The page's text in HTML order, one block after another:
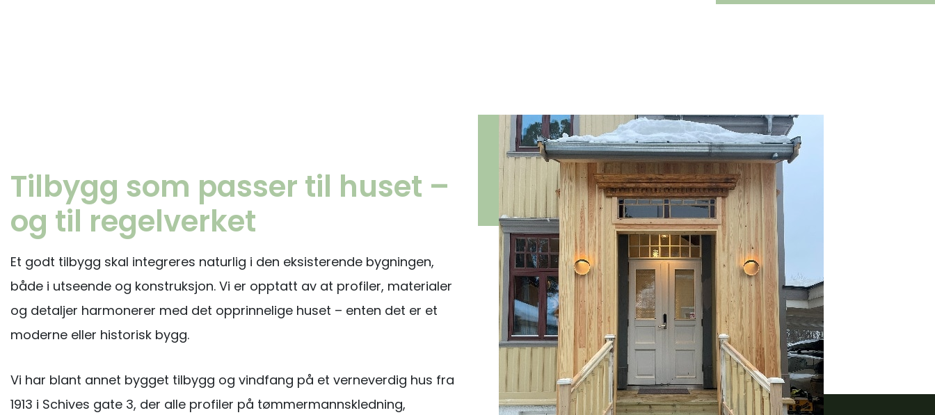
Tilbygg som passer til huset –
og til regelverket
Et godt tilbygg skal integreres naturlig i den eksisterende bygningen,
både i utseende og konstruksjon. Vi er opptatt av at profiler, materialer
og detaljer harmonerer med det opprinnelige huset – enten det er et
moderne eller historisk bygg.
Vi har blant annet bygget tilbygg og vindfang på et verneverdig hus fra
1913 i Schives gate 3, der alle profiler på tømmermannskledning,